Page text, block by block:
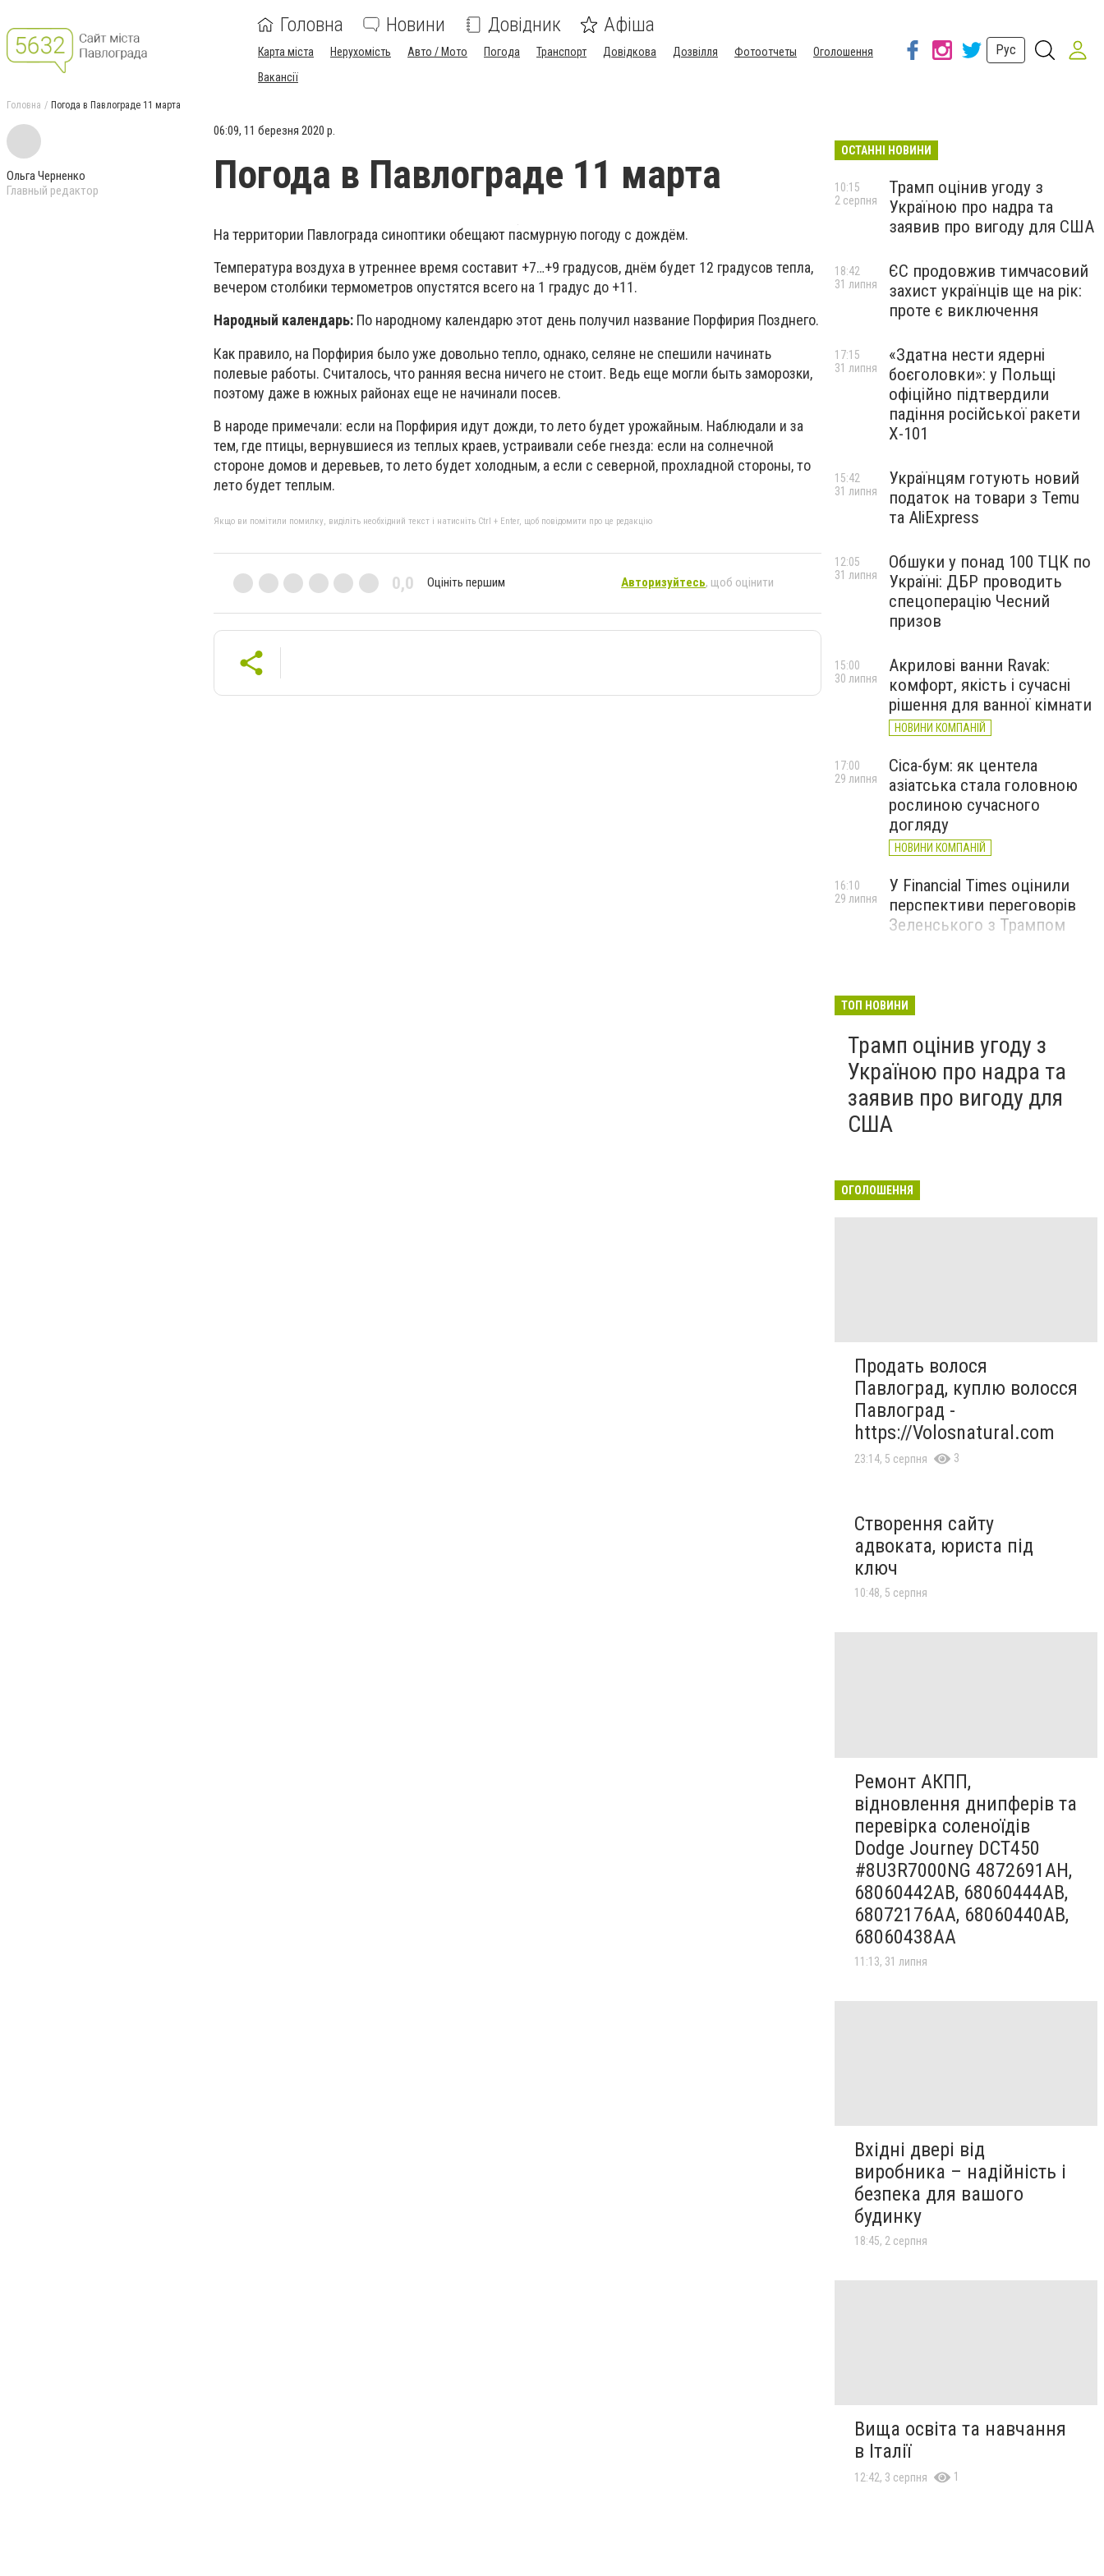
Головна Новини Довідник Афіша
Карта міста Нерухомість Авто / Мото Погода Транспорт Довідкова Дозвілля Фотоотчеты
Оголошення
Вакансії
Рус
Головна Погода в Павлограде 11 марта
Ольга Черненко
Главный редактор
06:09, 11 березня 2020 р.
Погода в Павлограде 11 марта
На территории Павлограда синоптики обещают пасмурную погоду с дождём.
Температура воздуха в утреннее время составит +7…+9 градусов, днём будет 12 градусов тепла,
вечером столбики термометров опустятся всего на 1 градус до +11.
Народный календарь: По народному календарю этот день получил название Порфирия Позднего.
Как правило, на Порфирия было уже довольно тепло, однако, селяне не спешили начинать
полевые работы. Считалось, что ранняя весна ничего не стоит. Ведь еще могли быть заморозки,
поэтому даже в южных районах еще не начинали посев.
В народе примечали: если на Порфирия идут дожди, то лето будет урожайным. Наблюдали и за
тем, где птицы, вернувшиеся из теплых краев, устраивали себе гнезда: если на солнечной
стороне домов и деревьев, то лето будет холодным, а если с северной, прохладной стороны, то
лето будет теплым.
Якщо ви помітили помилку, виділіть необхідний текст і натисніть Ctrl + Enter, щоб повідомити про це редакцію
0,0 Оцініть першим Авторизуйтесь, щоб оцінити
ОСТАННІ НОВИНИ
Трамп оцінив угоду з
Україною про надра та
заявив про вигоду для США
10:15
2 серпня
ЄС продовжив тимчасовий
захист українців ще на рік:
проте є виключення
18:42
31 липня
«Здатна нести ядерні
боєголовки»: у Польщі
офіційно підтвердили
падіння російської ракети
Х-101
17:15
31 липня
Українцям готують новий
податок на товари з Temu
та AliExpress
15:42
31 липня
Обшуки у понад 100 ТЦК по
Україні: ДБР проводить
спецоперацію Чесний
призов
12:05
31 липня
Акрилові ванни Ravak:
комфорт, якість і сучасні
рішення для ванної кімнати
НОВИНИ КОМПАНІЙ
15:00
30 липня
Cica-бум: як центела
азіатська стала головною
рослиною сучасного
догляду
НОВИНИ КОМПАНІЙ
17:00
29 липня
У Financial Times оцінили
перспективи переговорів
Зеленського з Трампом
16:10
29 липня
ТОП НОВИНИ
Трамп оцінив угоду з
Україною про надра та
заявив про вигоду для
США
ОГОЛОШЕННЯ
Продать волося
Павлоград, куплю волосся
Павлоград -
https://Volosnatural.com
23:14, 5 серпня 3
Створення сайту
адвоката, юриста під
ключ
10:48, 5 серпня
Ремонт АКПП,
відновлення днипферів та
перевірка соленоїдів
Dodge Journey DCT450
#8U3R7000NG 4872691AH,
68060442AB, 68060444AB,
68072176AA, 68060440AB,
68060438AA
11:13, 31 липня
Вхідні двері від
виробника – надійність і
безпека для вашого
будинку
18:45, 2 серпня
Вища освіта та навчання
в Італії
12:42, 3 серпня 1